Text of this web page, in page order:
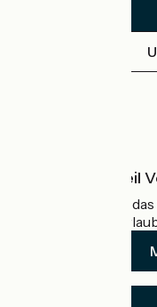
Was ist Accueil
Accueil Vélo ist
Radfahrer im